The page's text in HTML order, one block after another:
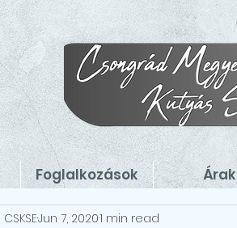
Foglalkozások Árak
CSKSEJun 7, 20201 min read